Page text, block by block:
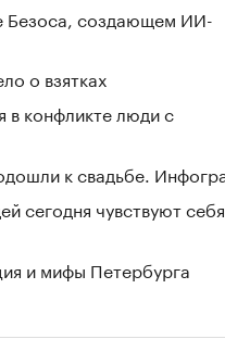
Безоса, создающем ИИ-
о взятках
в конфликте люди с
к свадьбе.
сегодня чувствуют
и мифы Петербурга